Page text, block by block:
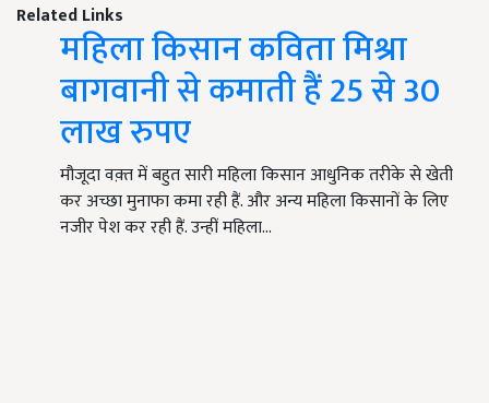
Related Links
महिला किसान कविता मिश्रा
बागवानी से कमाती हैं 25 से 30
लाख रुपए
मौजूदा वक़्त में बहुत सारी महिला किसान आधुनिक तरीके से खेती
कर अच्छा मुनाफा कमा रही हैं. और अन्य महिला किसानों के लिए
नजीर पेश कर रही हैं. उन्हीं महिला…